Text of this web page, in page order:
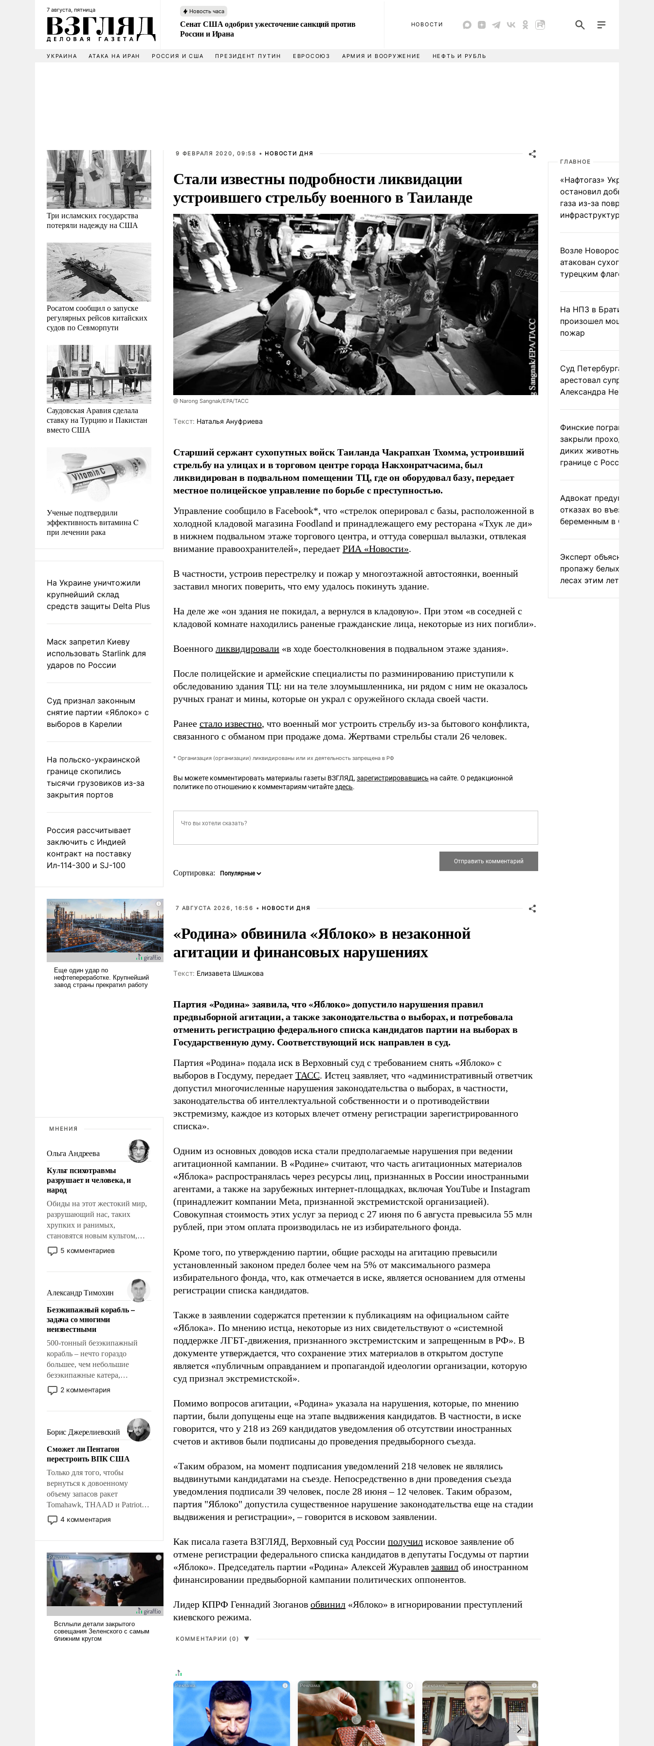
7 августа, пятница Новость часа
Сенат США одобрил ужесточение санкций против
России и Ирана
НОВОСТИ
УКРАИНА АТАКА НА ИРАН РОССИЯ И США ПРЕЗИДЕНТ ПУТИН ЕВРОСОЮЗ АРМИЯ И ВООРУЖЕНИЕ НЕФТЬ И РУБЛЬ
Три исламских государства
потеряли надежду на США
Росатом сообщил о запуске
регулярных рейсов китайских
судов по Севморпути
Саудовская Аравия сделала
ставку на Турцию и Пакистан
вместо США
Ученые подтвердили
эффективность витамина C
при лечении рака
На Украине уничтожили
крупнейший склад
средств защиты Delta Plus
Маск запретил Киеву
использовать Starlink для
ударов по России
Суд признал законным
снятие партии «Яблоко» с
выборов в Карелии
На польско-украинской
границе скопились
тысячи грузовиков из-за
закрытия портов
Россия рассчитывает
заключить с Индией
контракт на поставку
Ил-114-300 и SJ-100
МНЕНИЯ
Ольга Андреева
Культ психотравмы
разрушает и человека, и
народ
Обиды на этот жестокий мир,
разрушающий нас, таких
хрупких и ранимых,
становятся новым культом,
постепенно вытесняя и
отменяя традиционное
мужественным и твердым под
ударами судьбы, брать на себя
ответственность, помогать
слабым, идти вперед и
адаптироваться.
5 комментариев
Александр Тимохин
Безэкипажный корабль –
задача со многими
неизвестными
500-тонный безэкипажный
корабль – нечто гораздо
большее, чем небольшие
безэкипажные катера,
применение которых уже
стало обыденностью. Задача по
сложна и амбициозна. Однако
и ее реализация радикально
поднимет наши боевые
возможности.
2 комментария
Борис Джерелиевский
Сможет ли Пентагон
перестроить ВПК США
Только для того, чтобы
вернуться к довоенному
объему запасов ракет
Tomahawk, THAAD и Patriot
США потребуется более трех
лет. Даже небольшая война с
Сложившаяся ситуация
означает многолетний период
уязвимости США, например,
перед Китаем.
4 комментария
9 ФЕВРАЛЯ 2020, 09:58 • НОВОСТИ ДНЯ
Стали известны подробности ликвидации
устроившего стрельбу военного в Таиланде
@ Narong Sangnak/EPA/ТАСС
Tекст: Наталья Ануфриева
Старший сержант сухопутных войск Таиланда Чакрапхан Тхомма, устроивший
стрельбу на улицах и в торговом центре города Накхонратчасима, был
ликвидирован в подвальном помещении ТЦ, где он оборудовал базу, передает
местное полицейское управление по борьбе с преступностью.
Управление сообщило в Facebook*, что «стрелок оперировал с базы, расположенной в
холодной кладовой магазина Foodland и принадлежащего ему ресторана «Тхук ле ди»
в нижнем подвальном этаже торгового центра, и оттуда совершал вылазки, отвлекая
внимание правоохранителей», передает РИА «Новости».
В частности, устроив перестрелку и пожар у многоэтажной автостоянки, военный
заставил многих поверить, что ему удалось покинуть здание.
На деле же «он здания не покидал, а вернулся в кладовую». При этом «в соседней с
кладовой комнате находились раненые гражданские лица, некоторые из них погибли».
Военного ликвидировали «в ходе боестолкновения в подвальном этаже здания».
После полицейские и армейские специалисты по разминированию приступили к
обследованию здания ТЦ: ни на теле злоумышленника, ни рядом с ним не оказалось
ручных гранат и мины, которые он украл с оружейного склада своей части.
Ранее стало известно, что военный мог устроить стрельбу из-за бытового конфликта,
связанного с обманом при продаже дома. Жертвами стрельбы стали 26 человек.
* Организация (организации) ликвидированы или их деятельность запрещена в РФ
Вы можете комментировать материалы газеты ВЗГЛЯД,зарегистрировавшись на сайте. О редакционной
политике по отношению к комментариям читайтездесь.
Сортировка:
7 АВГУСТА 2026, 16:56 • НОВОСТИ ДНЯ
«Родина» обвинила «Яблоко» в незаконной
агитации и финансовых нарушениях
Tекст: Елизавета Шишкова
Партия «Родина» заявила, что «Яблоко» допустило нарушения правил
предвыборной агитации, а также законодательства о выборах, и потребовала
отменить регистрацию федерального списка кандидатов партии на выборах в
Государственную думу. Соответствующий иск направлен в суд.
Партия «Родина» подала иск в Верховный суд с требованием снять «Яблоко» с
выборов в Госдуму, передает ТАСС. Истец заявляет, что «административный ответчик
допустил многочисленные нарушения законодательства о выборах, в частности,
законодательства об интеллектуальной собственности и о противодействии
экстремизму, каждое из которых влечет отмену регистрации зарегистрированного
списка».
Одним из основных доводов иска стали предполагаемые нарушения при ведении
агитационной кампании. В «Родине» считают, что часть агитационных материалов
«Яблока» распространялась через ресурсы лиц, признанных в России иностранными
агентами, а также на зарубежных интернет-площадках, включая YouTube и Instagram
(принадлежит компании Meta, признанной экстремистской организацией).
Совокупная стоимость этих услуг за период с 27 июня по 6 августа превысила 55 млн
рублей, при этом оплата производилась не из избирательного фонда.
Кроме того, по утверждению партии, общие расходы на агитацию превысили
установленный законом предел более чем на 5% от максимального размера
избирательного фонда, что, как отмечается в иске, является основанием для отмены
регистрации списка кандидатов.
Также в заявлении содержатся претензии к публикациям на официальном сайте
«Яблока». По мнению истца, некоторые из них свидетельствуют о «системной
поддержке ЛГБТ-движения, признанного экстремистским и запрещенным в РФ». В
документе утверждается, что сохранение этих материалов в открытом доступе
является «публичным оправданием и пропагандой идеологии организации, которую
суд признал экстремистской».
Помимо вопросов агитации, «Родина» указала на нарушения, которые, по мнению
партии, были допущены еще на этапе выдвижения кандидатов. В частности, в иске
говорится, что у 218 из 269 кандидатов уведомления об отсутствии иностранных
счетов и активов были подписаны до проведения предвыборного съезда.
«Таким образом, на момент подписания уведомлений 218 человек не являлись
выдвинутыми кандидатами на съезде. Непосредственно в дни проведения съезда
уведомления подписали 39 человек, после 28 июня – 12 человек. Таким образом,
партия "Яблоко" допустила существенное нарушение законодательства еще на стадии
выдвижения и регистрации», – говорится в исковом заявлении.
Как писала газета ВЗГЛЯД, Верховный суд России получил исковое заявление об
отмене регистрации федерального списка кандидатов в депутаты Госдумы от партии
«Яблоко». Председатель партии «Родина» Алексей Журавлев заявил об иностранном
финансировании предвыборной кампании политических оппонентов.
Лидер КПРФ Геннадий Зюганов обвинил «Яблоко» в игнорировании преступлений
киевского режима.
КОММЕНТАРИИ (0) ▼
i i i
ГЛАВНОЕ
«Нафтогаз» Украины
остановил добычу
газа из-за повреждения
инфраструктуры
Возле Новороссийска
атакован сухогруз под
турецким флагом
На НПЗ в Братиславе
произошел мощный
пожар
Суд Петербурга заочно
арестовал супругу
Александра Невзорова
Финские пограничники
закрыли проходы для
диких животных на
границе с Россией
Адвокат предупредил
отказах во въезде
беременным в США
Эксперт объяснил
пропажу белых грибов
лесах этим летом